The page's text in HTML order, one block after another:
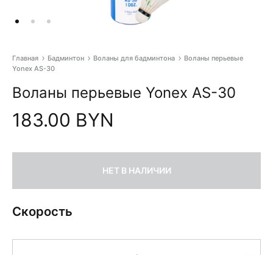
Главная Бадминтон Воланы для бадминтона
Воланы перьевые
Yonex AS-30
Воланы перьевые Yonex AS-30
183.00 BYN
НЕТ В НАЛИЧИИ
Скорость